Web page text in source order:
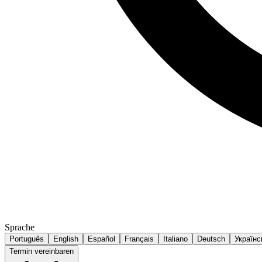
Sprache
Português English Español Français Italiano Deutsch
Termin vereinbaren